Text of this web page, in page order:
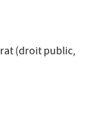
(droit public,